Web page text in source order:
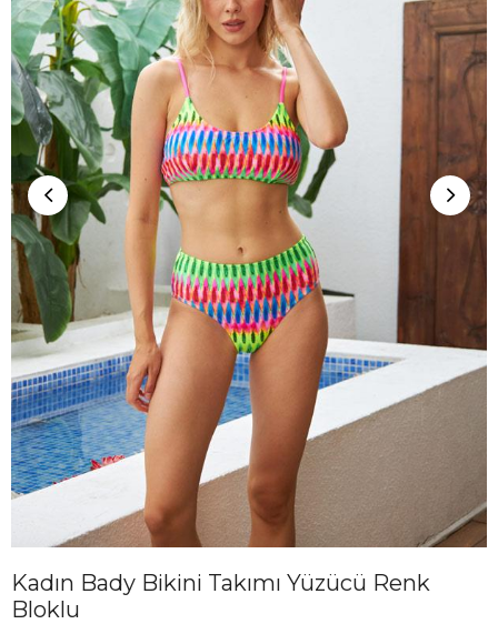
Kadın Bady Bikini Takımı Yüzücü Renk
Bloklu